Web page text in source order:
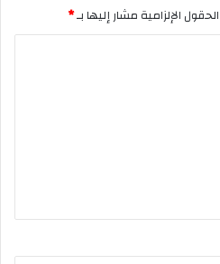
الحقول الإلزامية مشار إليها بـ*